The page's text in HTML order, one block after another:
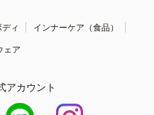
ィ
インナーケア（食品）
ェア
アカウント